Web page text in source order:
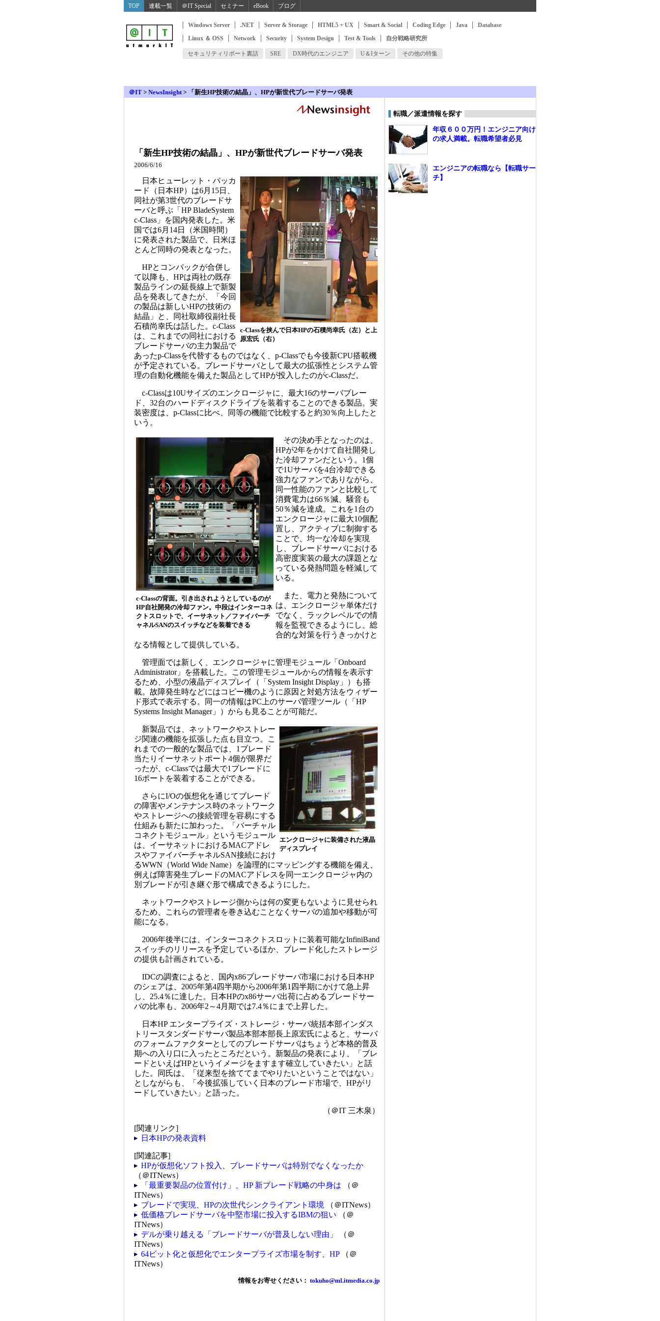
TOP 連載一覧 ＠IT Special セミナー eBook ブログ
Windows Server .NET Server & Storage HTML5 + UX Smart & Social Coding Edge Java
Database
Linux ＆ OSS
Network Security System Design Test & Tools 自分戦略研究所
セキュリティリポート裏話 SRE DX時代のエンジニア U＆Iターン その他の特集
＠IT > NewsInsight> 「新生HP技術の結晶」、HPが新世代ブレードサーバ発表
「新生HP技術の結晶」、HPが新世代ブレードサーバ発表
2006/6/16
c-Classを挟んで日本HPの石積尚幸氏（左）と上
原宏氏（右）
日本ヒューレット・パッカ
ード（日本HP）は6月15日、
同社が第3世代のブレードサ
ーバと呼ぶ「HP BladeSystem
c-Class」を国内発表した。米
国では6月14日（米国時間）
に発表された製品で、日米ほ
とんど同時の発表となった。
HPとコンパックが合併し
て以降も、HPは両社の既存
製品ラインの延長線上で新製
品を発表してきたが、「今回
の製品は新しいHPの技術の
結晶」と、同社取締役副社長
石積尚幸氏は話した。c-Class
は、これまでの同社における
ブレードサーバの主力製品で
あったp-Classを代替するものではなく、p-Classでも今後新CPU搭載機
が予定されている。ブレードサーバとして最大の拡張性とシステム管
理の自動化機能を備えた製品としてHPが投入したのがc-Classだ。
c-Classは10Uサイズのエンクロージャに、最大16のサーバブレー
ド、32台のハードディスクドライブを装着することのできる製品。実
装密度は、p-Classに比べ、同等の機能で比較すると約30％向上したと
いう。
c-Classの背面。引き出されようとしているのが
HP自社開発の冷却ファン。中段はインターコネ
クトスロットで、イーサネット／ファイバーチ
ャネルSANのスイッチなどを装着できる
その決め手となったのは、
HPが2年をかけて自社開発し
た冷却ファンだという。1個
で1Uサーバを4台冷却できる
強力なファンでありながら、
同一性能のファンと比較して
消費電力は66％減、騒音も
50％減を達成。これを1台の
エンクロージャに最大10個配
置し、アクティブに制御する
ことで、均一な冷却を実現
し、ブレードサーバにおける
高密度実装の最大の課題とな
っている発熱問題を軽減して
いる。
また、電力と発熱について
は、エンクロージャ単体だけ
でなく、ラックレベルでの情
報を監視できるようにし、総
合的な対策を行うきっかけと
なる情報として提供している。
管理面では新しく、エンクロージャに管理モジュール「Onboard
Administrator」を搭載した。この管理モジュールからの情報を表示す
るため、小型の液晶ディスプレイ（「System Insight Display」）も搭
載。故障発生時などにはコピー機のように原因と対処方法をウィザー
ド形式で表示する。同一の情報はPC上のサーバ管理ツール（「HP
Systems Insight Manager」）からも見ることが可能だ。
エンクロージャに装備された液晶
ディスプレイ
新製品では、ネットワークやストレー
ジ関連の機能を拡張した点も目立つ。こ
れまでの一般的な製品では、1ブレード
当たりイーサネットポート4個が限界だ
ったが、c-Classでは最大で1ブレードに
16ポートを装着することができる。
さらにI/Oの仮想化を通じてブレード
の障害やメンテナンス時のネットワーク
やストレージへの接続管理を容易にする
仕組みも新たに加わった。「バーチャル
コネクトモジュール」というモジュール
は、イーサネットにおけるMACアドレ
スやファイバーチャネルSAN接続におけ
るWWN（World Wide Name）を論理的にマッピングする機能を備え、
例えば障害発生ブレードのMACアドレスを同一エンクロージャ内の
別ブレードが引き継ぐ形で構成できるようにした。
ネットワークやストレージ側からは何の変更もないように見せられ
るため、これらの管理者を巻き込むことなくサーバの追加や移動が可
能になる。
2006年後半には、インターコネクトスロットに装着可能なInfiniBand
スイッチのリリースを予定しているほか、ブレード化したストレージ
の提供も計画されている。
IDCの調査によると、国内x86ブレードサーバ市場における日本HP
のシェアは、2005年第4四半期から2006年第1四半期にかけて急上昇
し、25.4％に達した。日本HPのx86サーバ出荷に占めるブレードサー
バの比率も、2006年2～4月期では7.4％にまで上昇した。
日本HP エンタープライズ・ストレージ・サーバ統括本部インダス
トリースタンダードサーバ製品本部本部長上原宏氏によると、サーバ
のフォームファクターとしてのブレードサーバはちょうど本格的普及
期への入り口に入ったところだという。新製品の発表により、「ブレ
ードといえばHPというイメージをますます確立していきたい」と話
した。同氏は、「従来型を捨ててまでやりたいということではない」
としながらも、「今後拡張していく日本のブレード市場で、HPがリ
ードしていきたい」と語った。
（＠IT 三木泉）
[関連リンク]
日本HPの発表資料
[関連記事]
HPが仮想化ソフト投入、ブレードサーバは特別でなくなったか
（＠ITNews）
「最重要製品の位置付け」、HP 新ブレード戦略の中身は （＠
ITNews）
ブレードで実現、HPの次世代シンクライアント環境 （＠ITNews）
低価格ブレードサーバを中堅市場に投入するIBMの狙い （＠
ITNews）
デルが乗り越える「ブレードサーバが普及しない理由」
（＠
ITNews）
64ビット化と仮想化でエンタープライズ市場を制す、HP（＠
ITNews）
情報をお寄せください： tokuho@ml.itmedia.co.jp
転職／派遣情報を探す
年収６００万円！エンジニア向け
の求人満載。転職希望者必見
エンジニアの転職なら【転職サー
チ】